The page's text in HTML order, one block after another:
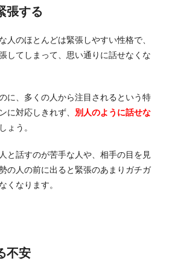
張する
人のほとんどは緊張しやすい性格で、
してしまって、思い通りに話せなくな
に、多くの人から注目されるという特
に対応しきれず、 別人のように話せな
ょう。
と話すのが苦手な人や、相手の目を見
の人の前に出ると緊張のあまりガチガ
くなります。
不安